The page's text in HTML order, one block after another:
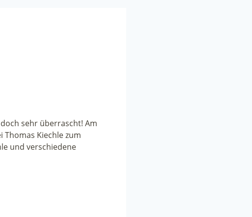
sehr überrascht! Am
Thomas Kiechle zum
und verschiedene